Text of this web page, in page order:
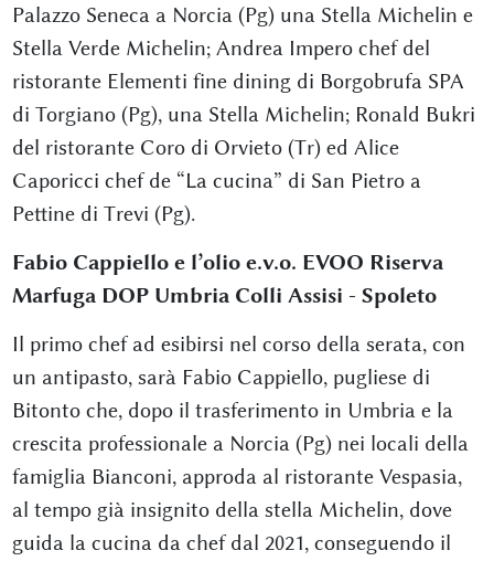
Palazzo Seneca a Norcia (Pg) una Stella Michelin e
Stella Verde Michelin; Andrea Impero chef del
ristorante Elementi fine dining di Borgobrufa SPA
di Torgiano (Pg), una Stella Michelin; Ronald Bukri
del ristorante Coro di Orvieto (Tr) ed Alice
Caporicci chef de “La cucina” di San Pietro a
Pettine di Trevi (Pg).
Fabio Cappiello e l’olio e.v.o. EVOO Riserva
Marfuga DOP Umbria Colli Assisi - Spoleto
Il primo chef ad esibirsi nel corso della serata, con
un antipasto, sarà Fabio Cappiello, pugliese di
Bitonto che, dopo il trasferimento in Umbria e la
crescita professionale a Norcia (Pg) nei locali della
famiglia Bianconi, approda al ristorante Vespasia,
al tempo già insignito della stella Michelin, dove
guida la cucina da chef dal 2021, conseguendo il